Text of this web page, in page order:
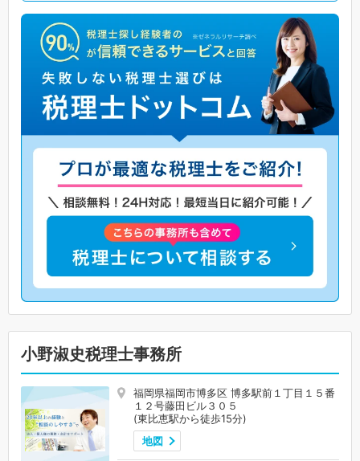
小野淑史税理士事務所
福岡県福岡市博多区 博多駅前１丁目１５番
１２号藤田ビル３０５
(東比恵駅から徒歩15分)
地図